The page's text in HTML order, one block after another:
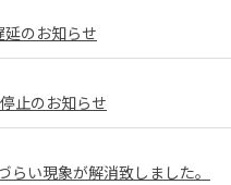
のお知らせ
止のお知らせ
らい現象が解消致しました。